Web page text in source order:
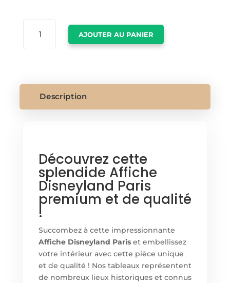
AJOUTER AU PANIER
Description
Découvrez cette
splendide Affiche
Disneyland Paris
premium et de qualité
!
Succombez à cette impressionnante
Affiche Disneyland Pariset embellissez
votre intérieur avec cette pièce unique
et de qualité ! Nos tableaux représentent
de nombreux lieux historiques et connus